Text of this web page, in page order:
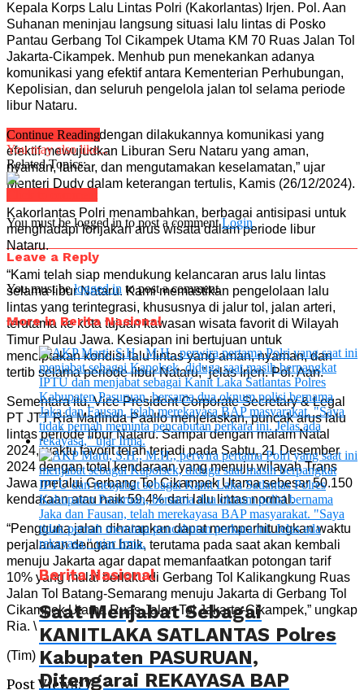
Kepala Korps Lalu Lintas Polri (Kakorlantas) Irjen. Pol. Aan
Suhanan meninjau langsung situasi lalu lintas di Posko
Pantau Gerbang Tol Cikampek Utama KM 70 Ruas Jalan Tol
Jakarta-Cikampek. Menhub pun menekankan adanya
komunikasi yang efektif antara Kementerian Perhubungan,
Kepolisian, dan seluruh pengelola jalan tol selama periode
libur Nataru.
“Kami berharap dengan dilakukannya komunikasi yang
efektif mewujudkan Liburan Seru Nataru yang aman,
nyaman, lancar, dan mengutamakan keselamatan,” ujar
Menteri Dudy dalam keterangan tertulis, Kamis (26/12/2024).
Kakorlantas Polri menambahkan, berbagai antisipasi untuk
menghadapi lonjakan arus wisata dalam periode libur
Nataru.
“Kami telah siap mendukung kelancaran arus lalu lintas
selama libur Nataru. Kami memastikan pengelolaan lalu
lintas yang terintegrasi, khususnya di jalur tol, jalan arteri,
terutama ke kota tujuan kawasan wisata favorit di Wilayah
Timur Pulau Jawa. Kesiapan ini bertujuan untuk
menciptakan kondisi lalu lintas yang aman, nyaman, dan
tertib selama periode libur Nataru,” jelas Irjen. Pol. Aan.
Sementara itu, Vice President Corporate Secretary & Legal
PT JTT Ria Marlinda Paallo menjelaskan, puncak arus lalu
lintas periode libur Nataru. Sampai dengan malam Natal
2024, waktu favorit telah terjadi pada Sabtu, 21 Desember
2024 dengan total kendaraan yang menuju wilayah Trans
Jawa melalui Gerbang Tol Cikampek Utama sebesar 50.150
kendaraan atau naik 59,4% dari lalu lintas normal.
“Pengguna jalan diharapkan dapat memperhitungkan waktu
perjalanan dengan baik, terutama pada saat akan kembali
menuju Jakarta agar dapat memanfaatkan potongan tarif
10% yang mulai berlaku di Gerbang Tol Kalikangkung Ruas
Jalan Tol Batang-Semarang menuju Jakarta di Gerbang Tol
Cikampek Utama Ruas Jalan Tol Jakarta-Cikampek,” ungkap
Ria. \
(Tim)
Post Views: 7
Continue Reading
You may also like...
Related Topics:
You must be logged in to post a commentLogin
Leave a Reply
You must belogged in to post a comment.
More in Berita Nasional
Berita Nasional
Saat Menjabat Sebagai
KANITLAKA SATLANTAS Polres
Kabupaten PASURUAN,
Ditengarai REKAYASA BAP